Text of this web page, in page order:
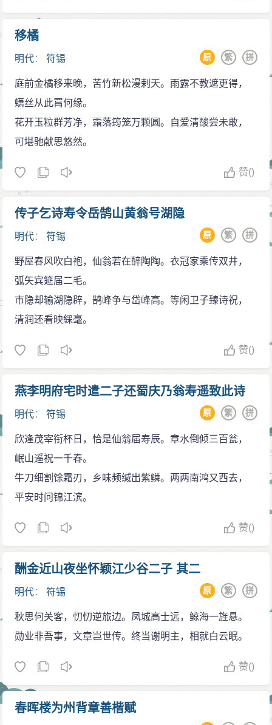
移橘
明代：符锡 拼
繁
原
庭前金橘移来晚，苦竹新松漫剌天。雨露不教遮更得，
蟏丝从此罥何缘。
花开玉粒群芳净，霜落筠笼万颗圆。自爱清酸尝未敢，
可堪驰献思悠然。
赞()
传子乞诗寿令岳鹄山黄翁号湖隐
明代：符锡 拼
繁
原
野屋春风吹白袍，仙翁若在醉陶陶。衣冠家乘传双井，
弧矢宾筵届二毛。
市隐却输湖隐辟，鹄峰争与岱峰高。等闲卫子臻诗祝，
清润还看映綵毫。
赞()
燕李明府宅时遣二子还蜀庆乃翁寿遥致此诗
明代：符锡 拼
繁
原
欣逢茂宰衔杯日，恰是仙翁届寿辰。章水倒倾三百瓮，
岷山遥祝一千春。
牛刀细割馀霜刃，乡味频缄出紫鳞。两两南鸿又西去，
平安时问锦江滨。
赞()
酬金近山夜坐怀颖江少谷二子 其二
明代：符锡 拼
繁
原
秋思何关客，忉忉逆旅边。凤城高士远，鲸海一旌悬。
勋业非吾事，文章岂世传。终当谢明主，相就白云眠。
赞()
春晖楼为州背章善楷赋